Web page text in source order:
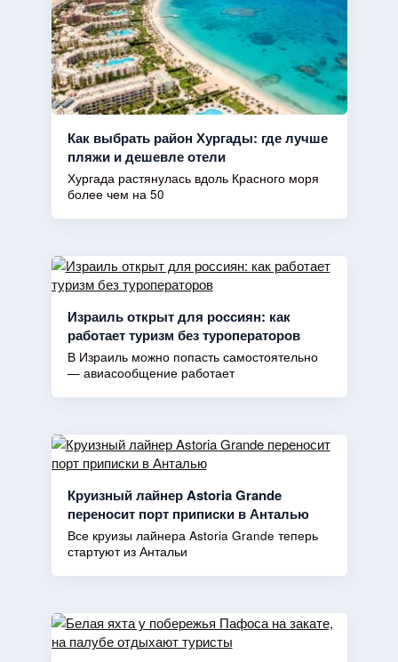
Как выбрать район Хургады: где лучше
пляжи и дешевле отели
Хургада растянулась вдоль Красного моря
более чем на 50
Израиль открыт для россиян: как
работает туризм без туроператоров
В Израиль можно попасть самостоятельно
— авиасообщение работает
Круизный лайнер Astoria Grande
переносит порт приписки в Анталью
Все круизы лайнера Astoria Grande теперь
стартуют из Антальи